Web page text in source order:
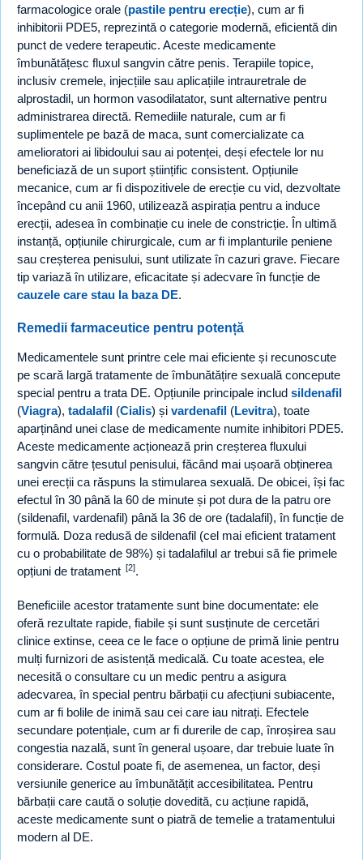
farmacologice orale (pastile pentru erecție), cum ar fi
inhibitorii PDE5, reprezintă o categorie modernă, eficientă din
punct de vedere terapeutic. Aceste medicamente
îmbunătățesc fluxul sangvin către penis. Terapiile topice,
inclusiv cremele, injecțiile sau aplicațiile intrauretrale de
alprostadil, un hormon vasodilatator, sunt alternative pentru
administrarea directă. Remediile naturale, cum ar fi
suplimentele pe bază de maca, sunt comercializate ca
amelioratori ai libidoului sau ai potenței, deși efectele lor nu
beneficiază de un suport științific consistent. Opțiunile
mecanice, cum ar fi dispozitivele de erecție cu vid, dezvoltate
începând cu anii 1960, utilizează aspirația pentru a induce
erecții, adesea în combinație cu inele de constricție. În ultimă
instanță, opțiunile chirurgicale, cum ar fi implanturile peniene
sau creșterea penisului, sunt utilizate în cazuri grave. Fiecare
tip variază în utilizare, eficacitate și adecvare în funcție de
cauzele care stau la baza DE.
Remedii farmaceutice pentru potență
Medicamentele sunt printre cele mai eficiente și recunoscute
pe scară largă tratamente de îmbunătățire sexuală concepute
special pentru a trata DE. Opțiunile principale includ sildenafil
(Viagra), tadalafil (Cialis) și vardenafil (Levitra), toate
aparținând unei clase de medicamente numite inhibitori PDE5.
Aceste medicamente acționează prin creșterea fluxului
sangvin către țesutul penisului, făcând mai ușoară obținerea
unei erecții ca răspuns la stimularea sexuală. De obicei, își fac
efectul în 30 până la 60 de minute și pot dura de la patru ore
(sildenafil, vardenafil) până la 36 de ore (tadalafil), în funcție de
formulă. Doza redusă de sildenafil (cel mai eficient tratament
cu o probabilitate de 98%) și tadalafilul ar trebui să fie primele
opțiuni de tratament [2].
Beneficiile acestor tratamente sunt bine documentate: ele
oferă rezultate rapide, fiabile și sunt susținute de cercetări
clinice extinse, ceea ce le face o opțiune de primă linie pentru
mulți furnizori de asistență medicală. Cu toate acestea, ele
necesită o consultare cu un medic pentru a asigura
adecvarea, în special pentru bărbații cu afecțiuni subiacente,
cum ar fi bolile de inimă sau cei care iau nitrați. Efectele
secundare potențiale, cum ar fi durerile de cap, înroșirea sau
congestia nazală, sunt în general ușoare, dar trebuie luate în
considerare. Costul poate fi, de asemenea, un factor, deși
versiunile generice au îmbunătățit accesibilitatea. Pentru
bărbații care caută o soluție dovedită, cu acțiune rapidă,
aceste medicamente sunt o piatră de temelie a tratamentului
modern al DE.